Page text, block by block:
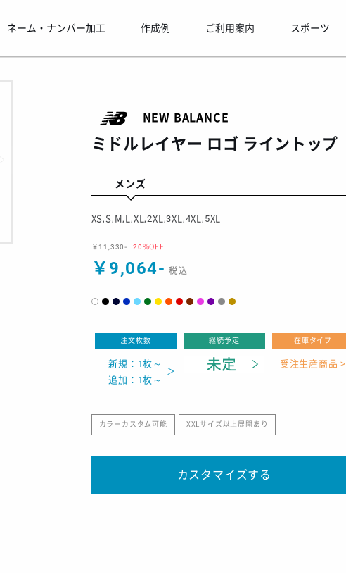
ネーム・ナンバー加工 作成例 ご利用案内 スポーツ
NEW BALANCE
ミドルレイヤー ロゴ ライントップ
メンズ
XS,S,M,L,XL,2XL,3XL,4XL,5XL
￥11,330- 20%OFF
￥9,064-
注文枚数
新規：1枚～
追加：1枚～
継続予定 在庫タイプ
受注生産商品 >
カラーカスタム可能 XXLサイズ以上展開あり
カスタマイズする